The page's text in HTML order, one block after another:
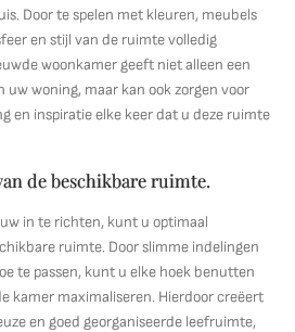
Door te spelen met kleuren, meubels
en stijl van de ruimte volledig
woonkamer geeft niet alleen een
uw woning, maar kan ook zorgen voor
en inspiratie elke keer dat u deze ruimte
de beschikbare ruimte.
in te richten, kunt u optimaal
ruimte. Door slimme indelingen
te passen, kunt u elke hoek benutten
kamer maximaliseren. Hierdoor creëert
en goed georganiseerde leefruimte,